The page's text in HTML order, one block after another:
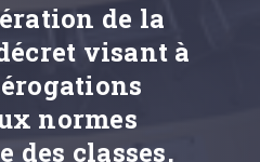
de la
visant à
normes
classes,